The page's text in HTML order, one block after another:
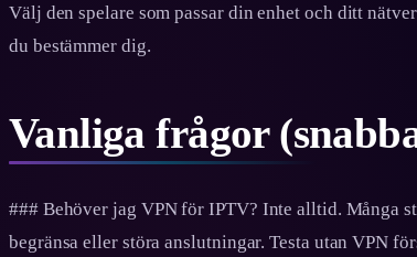
Välj den spelare som passar din enhet och ditt
du bestämmer dig.
Vanliga frågor
### Behöver jag VPN för IPTV? Inte alltid. Många
begränsa eller störa anslutningar. Testa utan VPN